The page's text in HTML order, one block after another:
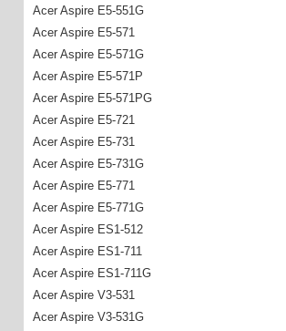
Acer Aspire E5-551G
Acer Aspire E5-571
Acer Aspire E5-571G
Acer Aspire E5-571P
Acer Aspire E5-571PG
Acer Aspire E5-721
Acer Aspire E5-731
Acer Aspire E5-731G
Acer Aspire E5-771
Acer Aspire E5-771G
Acer Aspire ES1-512
Acer Aspire ES1-711
Acer Aspire ES1-711G
Acer Aspire V3-531
Acer Aspire V3-531G